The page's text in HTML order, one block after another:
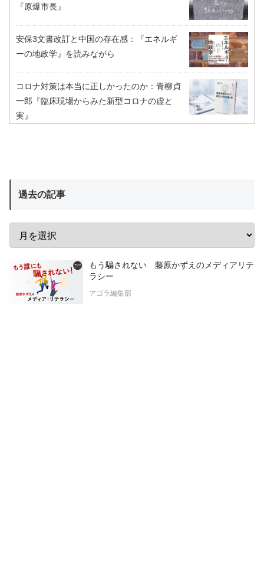
『原爆市長』
安保3文書改訂と中国の存在感：『エネルギ
ーの地政学』を読みながら
コロナ対策は本当に正しかったのか：青柳貞
一郎『臨床現場からみた新型コロナの虚と
実』
過去の記事
もう騙されない 藤原かずえのメディアリテ
ラシー
アゴラ編集部